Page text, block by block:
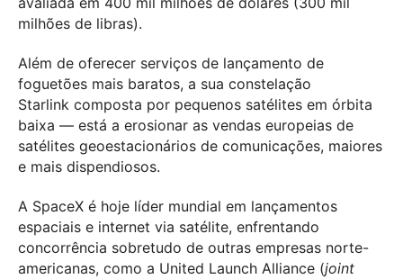
milhões de libras).
Além de oferecer serviços de lançamento de
foguetões mais baratos, a sua constelação
Starlink composta por pequenos satélites em órbita
baixa — está a erosionar as vendas europeias de
satélites geoestacionários de comunicações, maiores
e mais dispendiosos.
A SpaceX é hoje líder mundial em lançamentos
espaciais e internet via satélite, enfrentando
concorrência sobretudo de outras empresas norte-
americanas, como a United Launch Alliance (joint